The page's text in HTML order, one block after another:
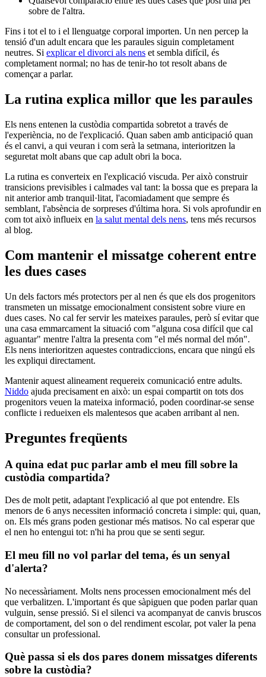
sobre de l'altra.
Fins i tot el to i el llenguatge corporal importen. Un nen percep la
tensió d'un adult encara que les paraules siguin completament
neutres. Si explicar el divorci als nens et sembla difícil, és
completament normal; no has de tenir-ho tot resolt abans de
començar a parlar.
La rutina explica millor que les paraules
Els nens entenen la custòdia compartida sobretot a través de
l'experiència, no de l'explicació. Quan saben amb anticipació quan
és el canvi, a qui veuran i com serà la setmana, interioritzen la
seguretat molt abans que cap adult obri la boca.
La rutina es converteix en l'explicació viscuda. Per això construir
transicions previsibles i calmades val tant: la bossa que es prepara la
nit anterior amb tranquil·litat, l'acomiadament que sempre és
semblant, l'absència de sorpreses d'última hora. Si vols aprofundir en
com tot això influeix en la salut mental dels nens, tens més recursos
al blog.
Com mantenir el missatge coherent entre
les dues cases
Un dels factors més protectors per al nen és que els dos progenitors
transmeten un missatge emocionalment consistent sobre viure en
dues cases. No cal fer servir les mateixes paraules, però sí evitar que
una casa emmarcament la situació com "alguna cosa difícil que cal
aguantar" mentre l'altra la presenta com "el més normal del món".
Els nens interioritzen aquestes contradiccions, encara que ningú els
les expliqui directament.
Mantenir aquest alineament requereix comunicació entre adults.
Niddo ajuda precisament en això: un espai compartit on tots dos
progenitors veuen la mateixa informació, poden coordinar-se sense
conflicte i redueixen els malentesos que acaben arribant al nen.
Preguntes freqüents
A quina edat puc parlar amb el meu fill sobre la
custòdia compartida?
Des de molt petit, adaptant l'explicació al que pot entendre. Els
menors de 6 anys necessiten informació concreta i simple: qui, quan,
on. Els més grans poden gestionar més matisos. No cal esperar que
el nen ho entengui tot: n'hi ha prou que se senti segur.
El meu fill no vol parlar del tema, és un senyal
d'alerta?
No necessàriament. Molts nens processen emocionalment més del
que verbalitzen. L'important és que sàpiguen que poden parlar quan
vulguin, sense pressió. Si el silenci va acompanyat de canvis bruscos
de comportament, del son o del rendiment escolar, pot valer la pena
consultar un professional.
Què passa si els dos pares donem missatges diferents
sobre la custòdia?